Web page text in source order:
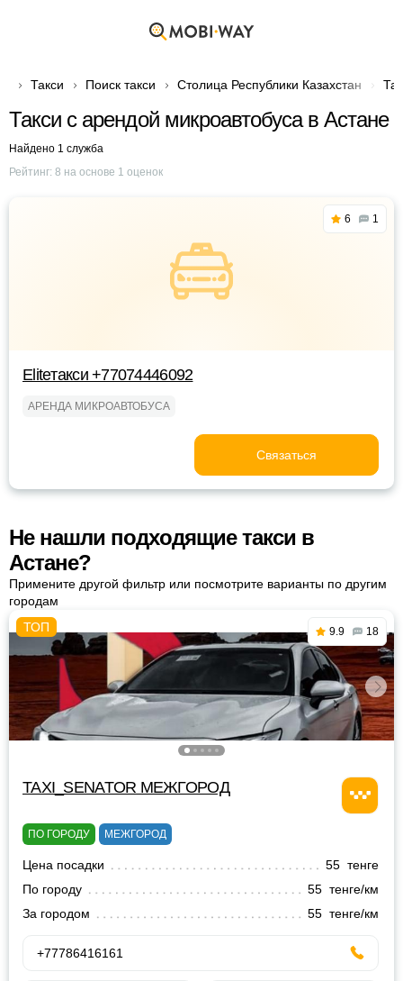
Такси Поиск такси Столица Республики Казахстан
Такси с арендой микроавтобуса в Астане
Найдено 1 служба
Рейтинг: 8 на основе 1 оценок
6 1
Eliteтакси +77074446092
АРЕНДА МИКРОАВТОБУСА
Связаться
Не нашли подходящие такси в
Астане?
Примените другой фильтр или посмотрите варианты по другим
городам
9.9 18
TAXI_SENATOR МЕЖГОРОД
ПО ГОРОДУ МЕЖГОРОД
Цена посадки
55 тенге
По городу
55 тенге/км
За городом
55 тенге/км
+77786416161